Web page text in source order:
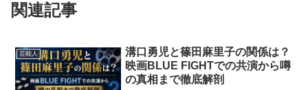
関連記事
芸能人
溝口勇児と篠田麻里子の関係は？
映画BLUE FIGHTでの共演から噂
の真相まで徹底解剖